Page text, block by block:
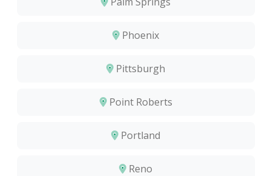
Phoenix
Pittsburgh
Point Roberts
Portland
Reno